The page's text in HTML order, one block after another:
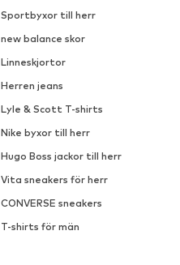
Sportbyxor till herr
new balance skor
Linneskjortor
Herren jeans
Lyle & Scott T-shirts
Nike byxor till herr
Hugo Boss jackor till herr
Vita sneakers för herr
CONVERSE sneakers
T-shirts för män